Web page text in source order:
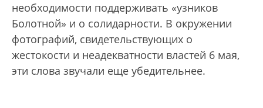
необходимости поддерживать «узников
Болотной» и о солидарности. В окружении
фотографий, свидетельствующих о
жестокости и неадекватности властей 6 мая,
эти слова звучали еще убедительнее.